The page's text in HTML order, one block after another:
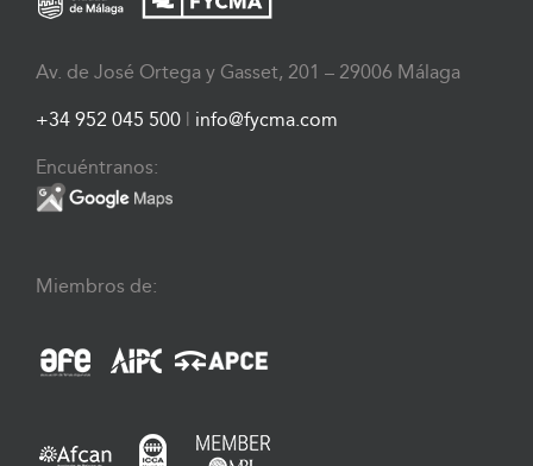
Av. de José Ortega y Gasset, 201 – 29006 Málaga
+34 952 045 500 | info@fycma.com
Encuéntranos:
Miembros de: